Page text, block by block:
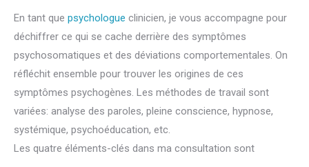
En tant que psychologue clinicien, je vous accompagne pour
déchiffrer ce qui se cache derrière des symptômes
psychosomatiques et des déviations comportementales. On
réfléchit ensemble pour trouver les origines de ces
symptômes psychogènes. Les méthodes de travail sont
variées: analyse des paroles, pleine conscience, hypnose,
systémique, psychoéducation, etc.
Les quatre éléments-clés dans ma consultation sont